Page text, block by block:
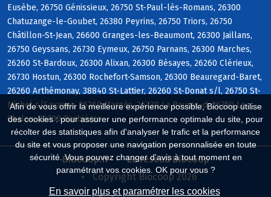
Afin de vous offrir la meilleure expérience possible, Biocoop utilise
des cookies : pour assurer une performance optimale du site, pour
récolter des statistiques afin d'analyser le trafic et la performance
du site et vous proposer une navigation personnalisée en toute
sécurité. Vous pouvez changer d'avis à tout moment en
paramétrant vos cookies. OK pour vous ?
En savoir plus et paramétrer les cookies
Eusèbe, 26750 Génissieux, 26750 St-Paul-lès-Romans, 26300
Chatuzange-le-Goubet, 26380 Peyrins, 26750 Triors, 26750
Châtillon-St-Jean, 26600 Granges-les-Beaumont, 26300 Jaillans,
26750 Geyssans, 26730 Eymeux, 26750 Parnans, 26300 Marches,
26260 St-Bardoux, 26300 Alixan, 26300 Bésayes, 26260 Clérieux,
26730 Hostun, 26300 Rochefort-Samson, 26300 Beauregard-Baret,
26260 Arthémonay, 38840 St-Lattier, 26260 St-Donat s/l, 26750 St-
Michel s/Savasse, 26260 Margès, 26730 La Baume-d, 26350 Le
Chalon, 26300 Barbières
Biocoop.fr
Le réseau Biocoop
Copyright Biocoop 2026